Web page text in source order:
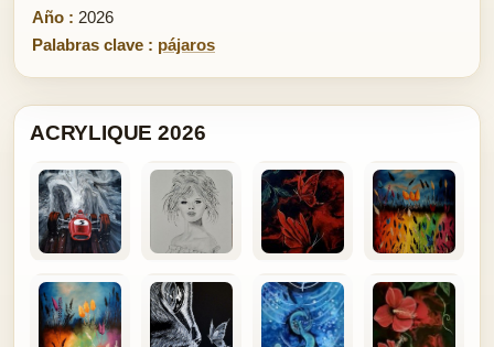
Año : 2026
Palabras clave : pájaros
ACRYLIQUE 2026